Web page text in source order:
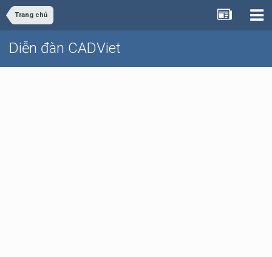
Trang chủ
Diễn đàn CADViet